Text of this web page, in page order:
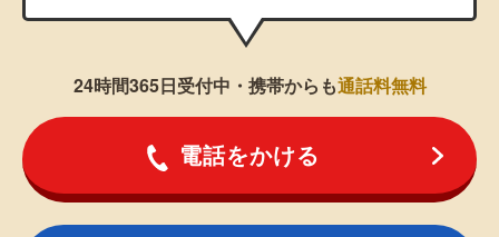
24時間365日受付中・携帯からも通話料無料
電話をかける